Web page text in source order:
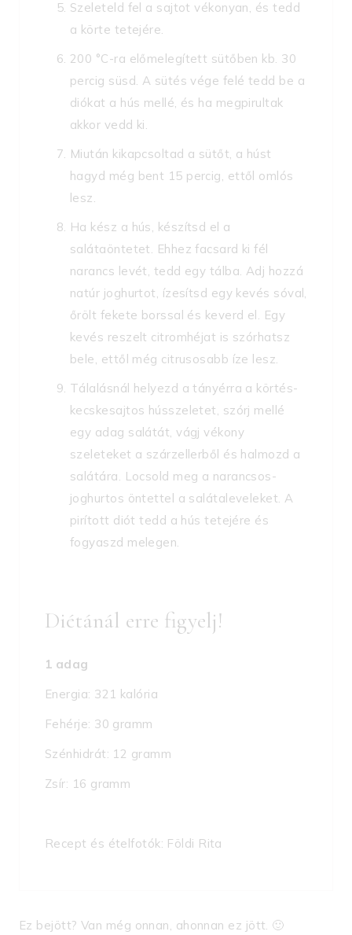
Szeleteld fel a sajtot vékonyan, és tedd
a körte tetejére.
200 °C-ra előmelegített sütőben kb. 30
percig süsd. A sütés vége felé tedd be a
diókat a hús mellé, és ha megpirultak
akkor vedd ki.
Miután kikapcsoltad a sütőt, a húst
hagyd még bent 15 percig, ettől omlós
lesz.
Ha kész a hús, készítsd el a
salátaöntetet. Ehhez facsard ki fél
narancs levét, tedd egy tálba. Adj hozzá
natúr joghurtot, ízesítsd egy kevés sóval,
őrölt fekete borssal és keverd el. Egy
kevés reszelt citromhéjat is szórhatsz
bele, ettől még citrusosabb íze lesz.
Tálalásnál helyezd a tányérra a körtés-
kecskesajtos hússzeletet, szórj mellé
egy adag salátát, vágj vékony
szeleteket a szárzellerből és halmozd a
salátára. Locsold meg a narancsos-
joghurtos öntettel a salátaleveleket. A
pirított diót tedd a hús tetejére és
fogyaszd melegen.
Diétánál erre figyelj!
1 adag
Energia: 321 kalória
Fehérje: 30 gramm
Szénhidrát: 12 gramm
Zsír: 16 gramm
Recept és ételfotók: Földi Rita
Ez bejött? Van még onnan, ahonnan ez jött. 🙂